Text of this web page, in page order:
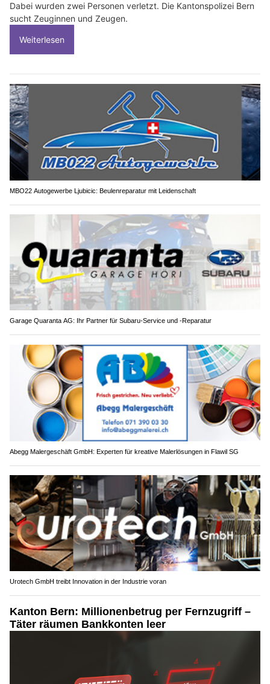
Dabei wurden zwei Personen verletzt. Die Kantonspolizei Bern
sucht Zeuginnen und Zeugen.
Weiterlesen
MBO22 Autogewerbe Ljubicic: Beulenreparatur mit Leidenschaft
Garage Quaranta AG: Ihr Partner für Subaru-Service und -Reparatur
Abegg Malergeschäft GmbH: Experten für kreative Malerlösungen in Flawil SG
Urotech GmbH treibt Innovation in der Industrie voran
Kanton Bern: Millionenbetrug per Fernzugriff –
Täter räumen Bankkonten leer